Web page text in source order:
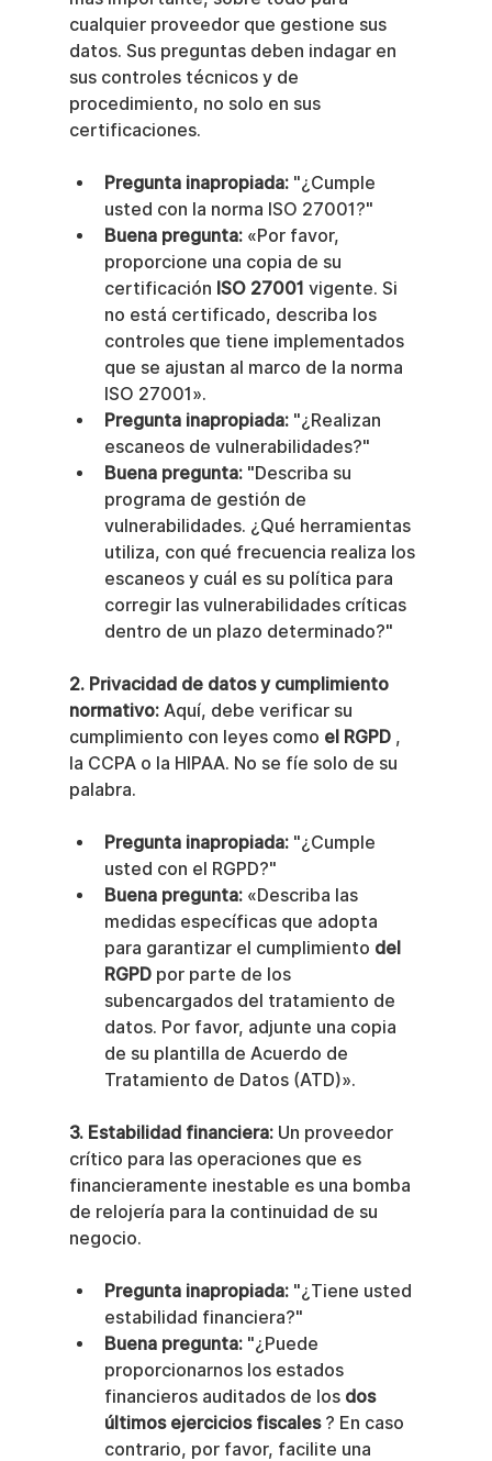
cualquier proveedor que gestione sus
datos. Sus preguntas deben indagar en
sus controles técnicos y de
procedimiento, no solo en sus
certificaciones.
Pregunta inapropiada: "¿Cumple
usted con la norma ISO 27001?"
Buena pregunta: «Por favor,
proporcione una copia de su
certificación ISO 27001 vigente. Si
no está certificado, describa los
controles que tiene implementados
que se ajustan al marco de la norma
ISO 27001».
Pregunta inapropiada: "¿Realizan
escaneos de vulnerabilidades?"
Buena pregunta: "Describa su
programa de gestión de
vulnerabilidades. ¿Qué herramientas
utiliza, con qué frecuencia realiza los
escaneos y cuál es su política para
corregir las vulnerabilidades críticas
dentro de un plazo determinado?"
2. Privacidad de datos y cumplimiento
normativo: Aquí, debe verificar su
cumplimiento con leyes como el RGPD ,
la CCPA o la HIPAA. No se fíe solo de su
palabra.
Pregunta inapropiada: "¿Cumple
usted con el RGPD?"
Buena pregunta: «Describa las
medidas específicas que adopta
para garantizar el cumplimiento del
RGPD por parte de los
subencargados del tratamiento de
datos. Por favor, adjunte una copia
de su plantilla de Acuerdo de
Tratamiento de Datos (ATD)».
3. Estabilidad financiera: Un proveedor
crítico para las operaciones que es
financieramente inestable es una bomba
de relojería para la continuidad de su
negocio.
Pregunta inapropiada: "¿Tiene usted
estabilidad financiera?"
Buena pregunta: "¿Puede
proporcionarnos los estados
financieros auditados de los dos
últimos ejercicios fiscales ? En caso
contrario, por favor, facilite una